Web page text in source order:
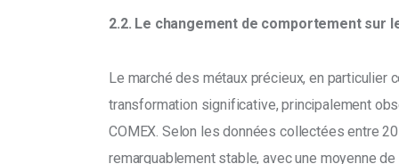
2.2. Le changement de comportement sur
Le marché des métaux précieux, en particulier
transformation significative, principalement
COMEX. Selon les données collectées entre
remarquablement stable, avec une moyenne